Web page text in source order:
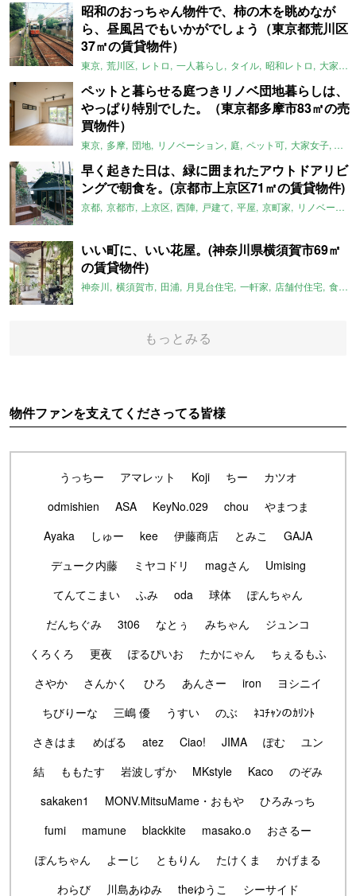
昭和のおっちゃん物件で、柿の木を眺めなが
ら、昼風呂でもいかがでしょう（東京都荒川区
37㎡の賃貸物件）
東京 荒川区 レトロ 一人暮らし タイル 昭和レトロ 大家女子
ペットと暮らせる庭つきリノベ団地暮らしは、
やっぱり特別でした。（東京都多摩市83㎡の売
買物件）
東京 多摩 団地 リノベーション 庭 ペット可 大家女子 団
早く起きた日は、緑に囲まれたアウトドアリビ
ングで朝食を。(京都市上京区71㎡の賃貸物件)
京都 京都市 上京区 西陣 戸建て 平屋 京町家 リノベーション
いい町に、いい花屋。(神奈川県横須賀市69㎡
の賃貸物件)
神奈川 横須賀市 田浦 月見台住宅 一軒家 店舗付住宅 食住近接
もっとみる
物件ファンを支えてくださってる皆様
うっちー アマレット Koji ちー
カツオ
odmishien
ASA KeyNo.029 chou
やまつま
Ayaka
しゅー kee 伊藤商店 とみこ
GAJA
デューク内藤
ミヤコドリ magさん
Umising
てんてこまい
ふみ oda 球体
ぽんちゃん
だんちぐみ
3t06 なとぅ みちゃん
ジュンコ
くろくろ
更夜 ぽるぴいお たかにゃん
ちぇるもふ
さやか
さんかく ひろ あんさー iron
ヨシニイ
ちびりーな
三嶋 優 うすい のぶ
ﾈｺﾁｬﾝのｶﾘﾝﾄ
さきはま
めばる atez Ciao! JIMA ぽむ
ユン
結
ももたす 岩波しずか MKstyle Kaco
のぞみ
sakaken1
MONV.MitsuMame・おもや
ひろみっち
fumi
mamune blackkite masako.o
おさるー
ぽんちゃん
よーじ ともりん たけくま
かげまる
わらび
川島あゆみ theゆうこ
シーサイド